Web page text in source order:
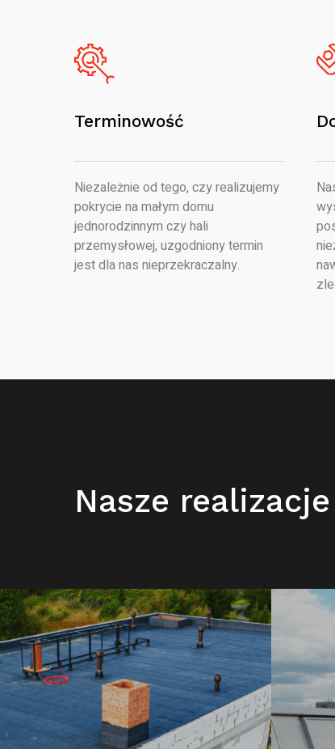
Terminowość
Niezależnie od tego, czy realizujemy
pokrycie na małym domu
jednorodzinnym czy hali
przemysłowej, uzgodniony termin
jest dla nas nieprzekraczalny.
Nasze realizacje